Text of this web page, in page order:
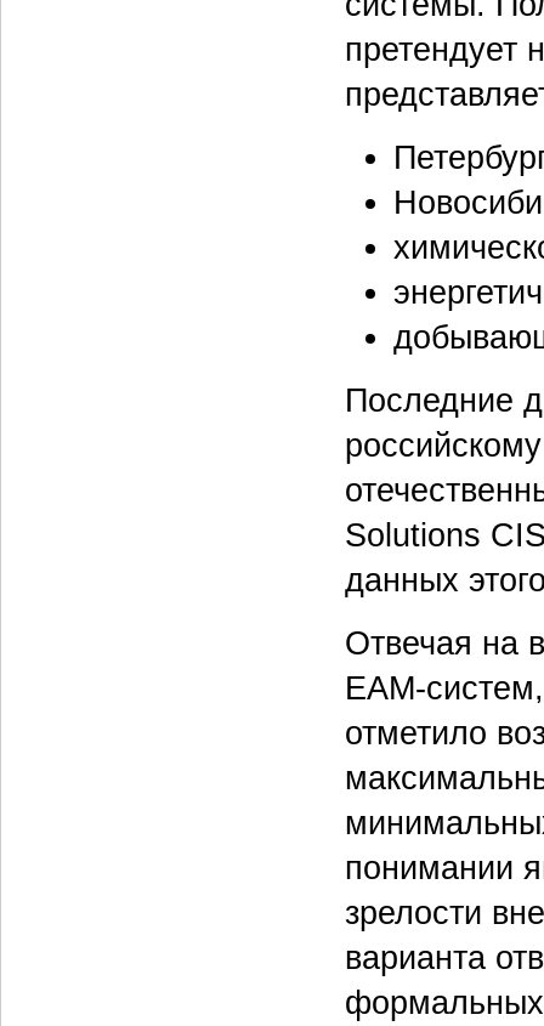
претендует
Последние
Solutions
данных
Отвечая на
EAM-
отметило
понимании
зрелости
варианта
формальных